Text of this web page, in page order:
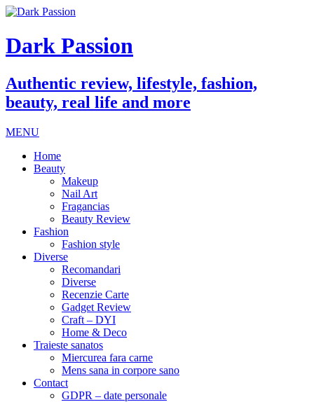
Dark Passion
Authentic review, lifestyle, fashion,
beauty, real life and more
MENU
Home
Beauty
Makeup
Nail Art
Fragancias
Beauty Review
Fashion
Fashion style
Diverse
Recomandari
Diverse
Recenzie Carte
Gadget Review
Craft – DYI
Home & Deco
Traieste sanatos
Miercurea fara carne
Mens sana in corpore sano
Contact
GDPR – date personale